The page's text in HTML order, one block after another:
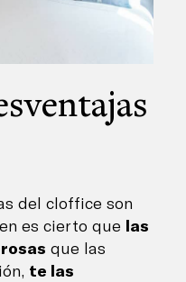
del cloffice son
es cierto que las
que las
te las